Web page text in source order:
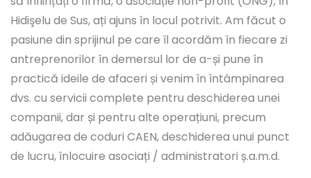
Hidişelu de Sus, ați ajuns în locul potrivit. Am făcut o
pasiune din sprijinul pe care îl acordăm în fiecare zi
antreprenorilor în demersul lor de a-și pune în
practică ideile de afaceri și venim în întâmpinarea
dvs. cu servicii complete pentru deschiderea unei
companii, dar și pentru alte operațiuni, precum
adăugarea de coduri CAEN, deschiderea unui punct
de lucru, înlocuire asociați / administratori ș.a.m.d.